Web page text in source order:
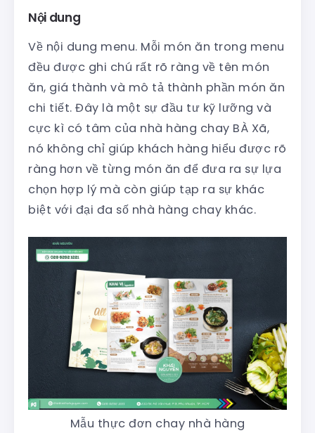
Nội dung
Về nội dung menu. Mỗi món ăn trong menu
đều được ghi chú rất rõ ràng về tên món
ăn, giá thành và mô tả thành phần món ăn
chi tiết. Đây là một sự đầu tư kỹ lưỡng và
cực kì có tâm của nhà hàng chay BÀ Xã,
nó không chỉ giúp khách hàng hiểu được rõ
ràng hơn về từng món ăn để đưa ra sự lựa
chọn hợp lý mà còn giúp tạp ra sự khác
biệt với đại đa số nhà hàng chay khác.
Mẫu thực đơn chay nhà hàng